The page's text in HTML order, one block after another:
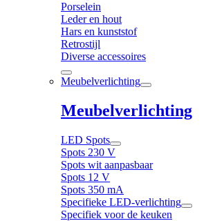
Porselein
Leder en hout
Hars en kunststof
Retrostijl
Diverse accessoires
Meubelverlichting
Meubelverlichting
LED Spots
Spots 230 V
Spots wit aanpasbaar
Spots 12 V
Spots 350 mA
Specifieke LED-verlichting
Specifiek voor de keuken